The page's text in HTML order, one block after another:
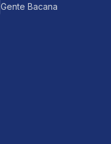
Gente Bacana